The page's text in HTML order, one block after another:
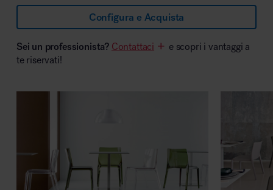
Configura e Acquista
Sei un professionista? Contattaci
e scopri i vantaggi a
te riservati!